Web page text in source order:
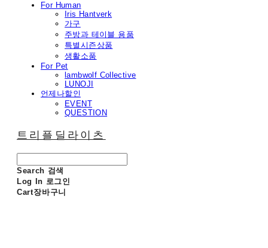
For Human
Iris Hantverk
가구
주방과 테이블 용품
특별시즌상품
생활소품
For Pet
lambwolf Collective
LUNOJI
언제나할인
EVENT
QUESTION
트리플딜라이츠
Search 검색
Log In 로그인
Cart장바구니